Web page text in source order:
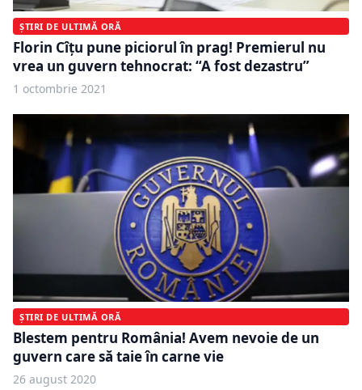
ȘTIRI DE ULTIMĂ ORĂ
Florin Cîţu pune piciorul în prag! Premierul nu
vrea un guvern tehnocrat: “A fost dezastru”
1 octombrie 2021
ȘTIRI DE ULTIMĂ ORĂ
Blestem pentru România! Avem nevoie de un
guvern care să taie în carne vie
26 august 2020